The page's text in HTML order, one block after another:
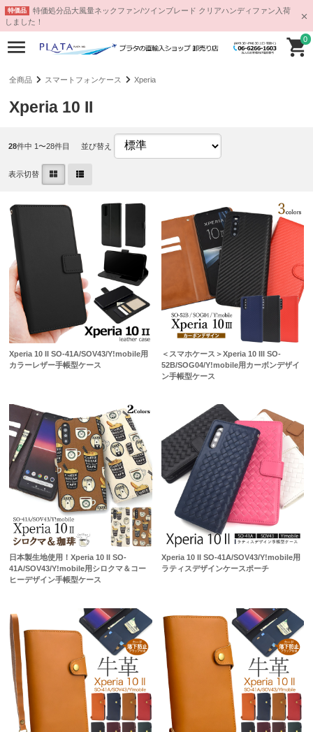
特価品
特価処分品大風量ネックファン/ツインブレード クリアハンディファン入荷
しました！
0
全商品 スマートフォンケース Xperia
Xperia 10 II
28件中 1〜28件目 並び替え
表示切替
Xperia 10 II SO-41A/SOV43/Y!mobile用
カラーレザー手帳型ケース
＜スマホケース＞Xperia 10 III SO-
52B/SOG04/Y!mobile用カーボンデザイ
ン手帳型ケース
日本製生地使用！Xperia 10 II SO-
41A/SOV43/Y!mobile用シロクマ＆コー
ヒーデザイン手帳型ケース
Xperia 10 II SO-41A/SOV43/Y!mobile用
ラティスデザインケースポーチ